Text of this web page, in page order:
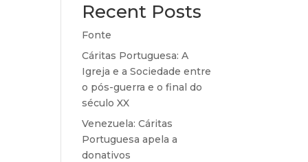
Recent Posts
Fonte
Cáritas Portuguesa: A
Igreja e a Sociedade entre
o pós-guerra e o final do
século XX
Venezuela: Cáritas
Portuguesa apela a
donativos